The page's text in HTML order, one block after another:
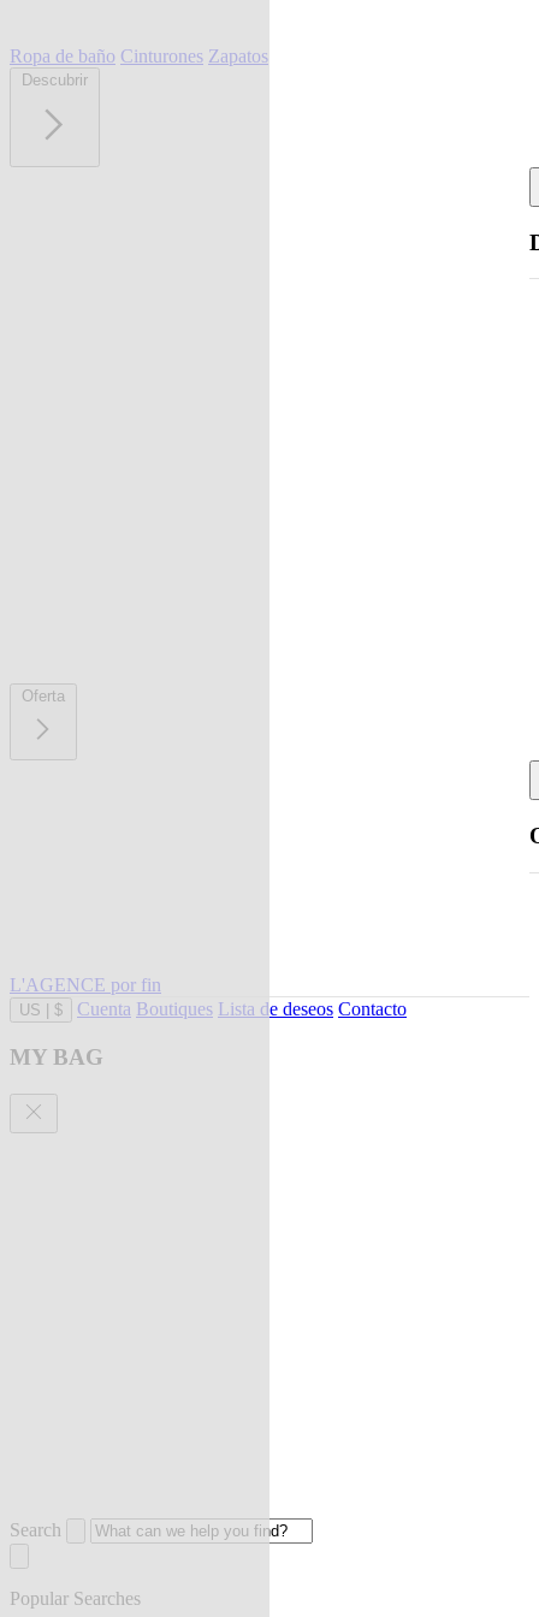
Ropa de baño Cinturones Zapatos
Descubrir
Oferta
L'AGENCE por fin
US $ Cuenta Boutiques Lista de deseos Contacto
MY BAG
Search
Popular Searches